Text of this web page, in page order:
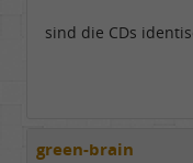
sind die CDs
green-brain